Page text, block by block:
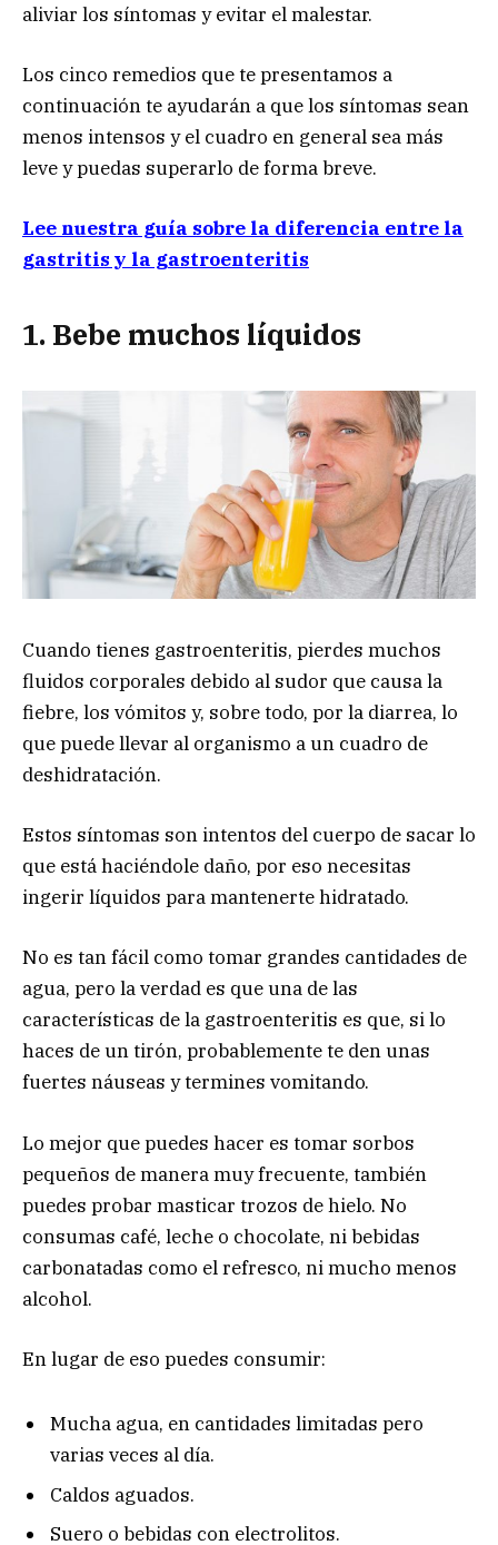
aliviar los síntomas y evitar el malestar.
Los cinco remedios que te presentamos a
continuación te ayudarán a que los síntomas sean
menos intensos y el cuadro en general sea más
leve y puedas superarlo de forma breve.
Lee nuestra guía sobre la diferencia entre la
gastritis y la gastroenteritis
1. Bebe muchos líquidos
Cuando tienes gastroenteritis, pierdes muchos
fluidos corporales debido al sudor que causa la
fiebre, los vómitos y, sobre todo, por la diarrea, lo
que puede llevar al organismo a un cuadro de
deshidratación.
Estos síntomas son intentos del cuerpo de sacar lo
que está haciéndole daño, por eso necesitas
ingerir líquidos para mantenerte hidratado.
No es tan fácil como tomar grandes cantidades de
agua, pero la verdad es que una de las
características de la gastroenteritis es que, si lo
haces de un tirón, probablemente te den unas
fuertes náuseas y termines vomitando.
Lo mejor que puedes hacer es tomar sorbos
pequeños de manera muy frecuente, también
puedes probar masticar trozos de hielo. No
consumas café, leche o chocolate, ni bebidas
carbonatadas como el refresco, ni mucho menos
alcohol.
En lugar de eso puedes consumir:
Mucha agua, en cantidades limitadas pero
varias veces al día.
Caldos aguados.
Suero o bebidas con electrolitos.